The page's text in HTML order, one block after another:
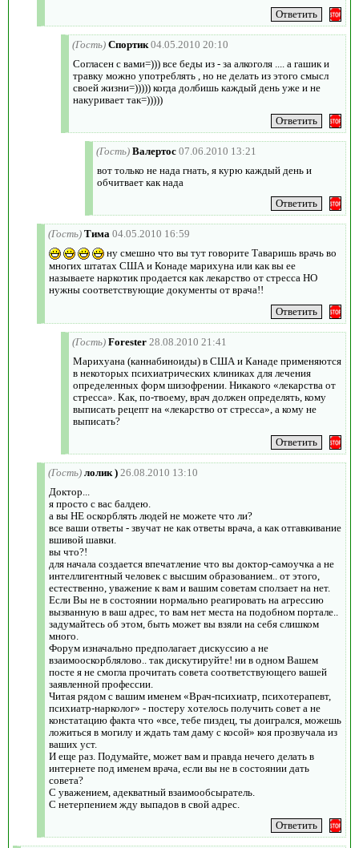
(Гость) Спортик 04.05.2010 20:10
Согласен с вами=))) все беды из - за алкоголя .... а гашик и
травку можно употреблять , но не делать из этого смысл
своей жизни=))))) когда долбишь каждый день уже и не
накуривает так=)))))
(Гость) Валертос 07.06.2010 13:21
вот только не нада гнать, я курю каждый день и
обчитвает как нада
(Гость) Тима 04.05.2010 16:59
ну смешно что вы тут говорите Таваришь врачь во
многих штатах США и Конаде марихуна или как вы ее
называете наркотик продается как лекарство от стресса НО
нужны соответствующие документы от врача!!
(Гость) Forester 28.08.2010 21:41
Марихуана (каннабиноиды) в США и Канаде применяются
в некоторых психиатрических клиниках для лечения
определенных форм шизофрении. Никакого «лекарства от
стресса». Как, по-твоему, врач должен определять, кому
выписать рецепт на «лекарство от стресса», а кому не
выписать?
(Гость) лолик ) 26.08.2010 13:10
Доктор...
я просто с вас балдею.
а вы НЕ оскорблять людей не можете что ли?
все ваши ответы - звучат не как ответы врача, а как отгавкивание
вшивой шавки.
вы что?!
для начала создается впечатление что вы доктор-самоучка а не
интеллигентный человек с высшим образованием.. от этого,
естественно, уважение к вам и вашим советам сползает на нет.
Если Вы не в состоянии нормально реагировать на агрессию
вызванную в ваш адрес, то вам нет места на подобном портале..
задумайтесь об этом, быть может вы взяли на себя слишком
много.
Форум изначально предполагает дискуссию а не
взаимооскорблялово.. так дискутируйте! ни в одном Вашем
посте я не смогла прочитать совета соответствующего вашей
заявленной профессии.
Читая рядом с вашим именем «Врач-психиатр, психотерапевт,
психиатр-нарколог» - постеру хотелось получить совет а не
констатацию факта что «все, тебе пиздец, ты доигрался, можешь
ложиться в могилу и ждать там даму с косой» коя прозвучала из
ваших уст.
И еще раз. Подумайте, может вам и правда нечего делать в
интернете под именем врача, если вы не в состоянии дать
совета?
С уважением, адекватный взаимообсыратель.
С нетерпением жду выпадов в свой адрес.